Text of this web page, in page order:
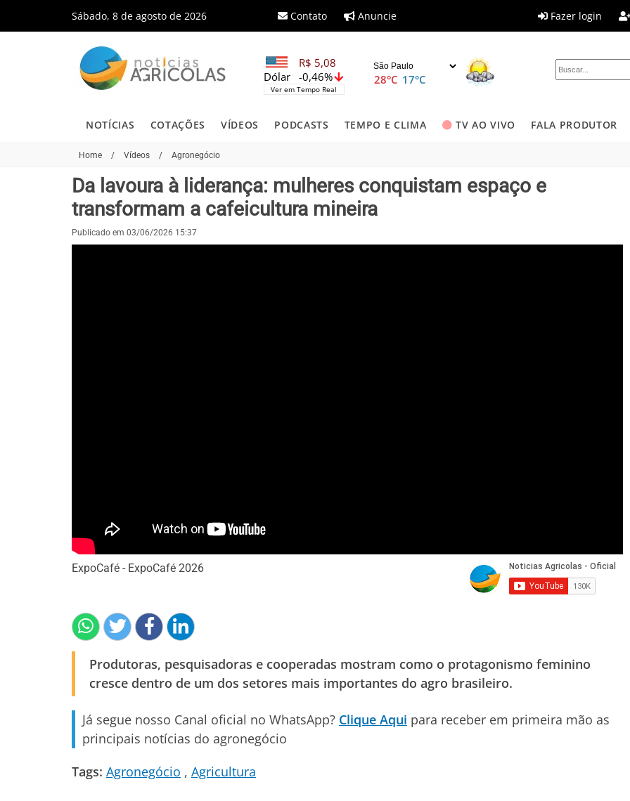
Sábado, 8 de agosto de 2026 Contato Anuncie Fazer login
R$ 5,08
-0,46%
Dólar
Ver em Tempo Real
28°C 17°C
NOTÍCIAS COTAÇÕES VÍDEOS PODCASTS TEMPO E CLIMA TV AO VIVO FALA PRODUTOR
Home / Vídeos / Agronegócio
Da lavoura à liderança: mulheres conquistam espaço e
transformam a cafeicultura mineira
Publicado em 03/06/2026 15:37
ExpoCafé - ExpoCafé 2026
Produtoras, pesquisadoras e cooperadas mostram como o protagonismo feminino
cresce dentro de um dos setores mais importantes do agro brasileiro.
Já segue nosso Canal oficial no WhatsApp? Clique Aqui para receber em primeira mão as
principais notícias do agronegócio
Tags: Agronegócio Agricultura